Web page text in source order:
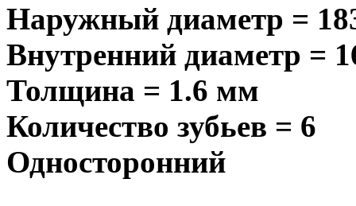
Наружный диаметр =
Внутренний диаметр =
Толщина = 1.6 мм
Количество зубьев = 6
Односторонний